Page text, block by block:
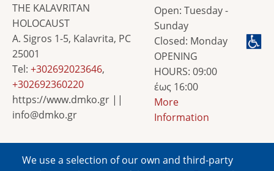
We use a selection of our own and third-party
THE KALAVRITAN
HOLOCAUST
A. Sigros 1-5, Kalavrita, PC
25001
Tel: +302692023646,
+302692360220
https://www.dmko.gr ||
info@dmko.gr
Open: Tuesday -
Sunday
Closed: Monday
OPENING
HOURS: 09:00
έως 16:00
More
Information
Image